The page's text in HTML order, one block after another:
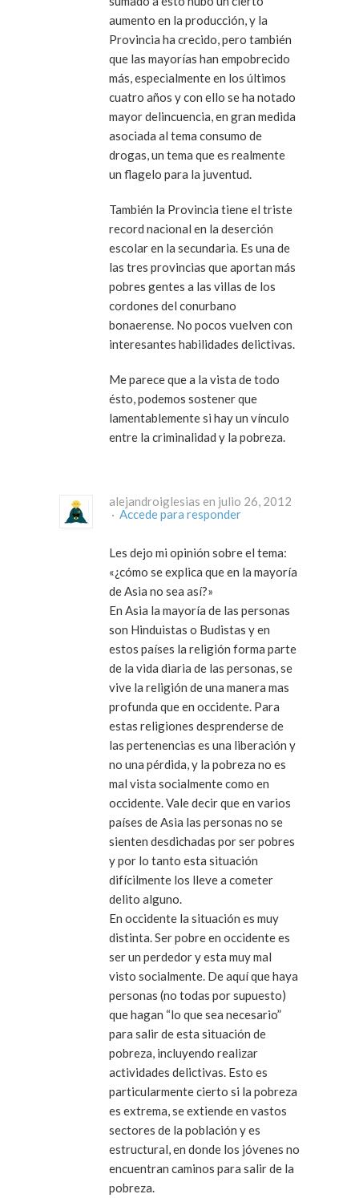
aumento en la producción, y la
Provincia ha crecido, pero también
que las mayorías han empobrecido
más, especialmente en los últimos
cuatro años y con ello se ha notado
mayor delincuencia, en gran medida
asociada al tema consumo de
drogas, un tema que es realmente
un flagelo para la juventud.
También la Provincia tiene el triste
record nacional en la deserción
escolar en la secundaria. Es una de
las tres provincias que aportan más
pobres gentes a las villas de los
cordones del conurbano
bonaerense. No pocos vuelven con
interesantes habilidades delictivas.
Me parece que a la vista de todo
ésto, podemos sostener que
lamentablemente si hay un vínculo
entre la criminalidad y la pobreza.
alejandroiglesias en julio 26, 2012
· Accede para responder
Les dejo mi opinión sobre el tema:
«¿cómo se explica que en la mayoría
de Asia no sea así?»
En Asia la mayoría de las personas
son Hinduistas o Budistas y en
estos países la religión forma parte
de la vida diaria de las personas, se
vive la religión de una manera mas
profunda que en occidente. Para
estas religiones desprenderse de
las pertenencias es una liberación y
no una pérdida, y la pobreza no es
mal vista socialmente como en
occidente. Vale decir que en varios
países de Asia las personas no se
sienten desdichadas por ser pobres
y por lo tanto esta situación
difícilmente los lleve a cometer
delito alguno.
En occidente la situación es muy
distinta. Ser pobre en occidente es
ser un perdedor y esta muy mal
visto socialmente. De aquí que haya
personas (no todas por supuesto)
que hagan “lo que sea necesario”
para salir de esta situación de
pobreza, incluyendo realizar
actividades delictivas. Esto es
particularmente cierto si la pobreza
es extrema, se extiende en vastos
sectores de la población y es
estructural, en donde los jóvenes no
encuentran caminos para salir de la
pobreza.